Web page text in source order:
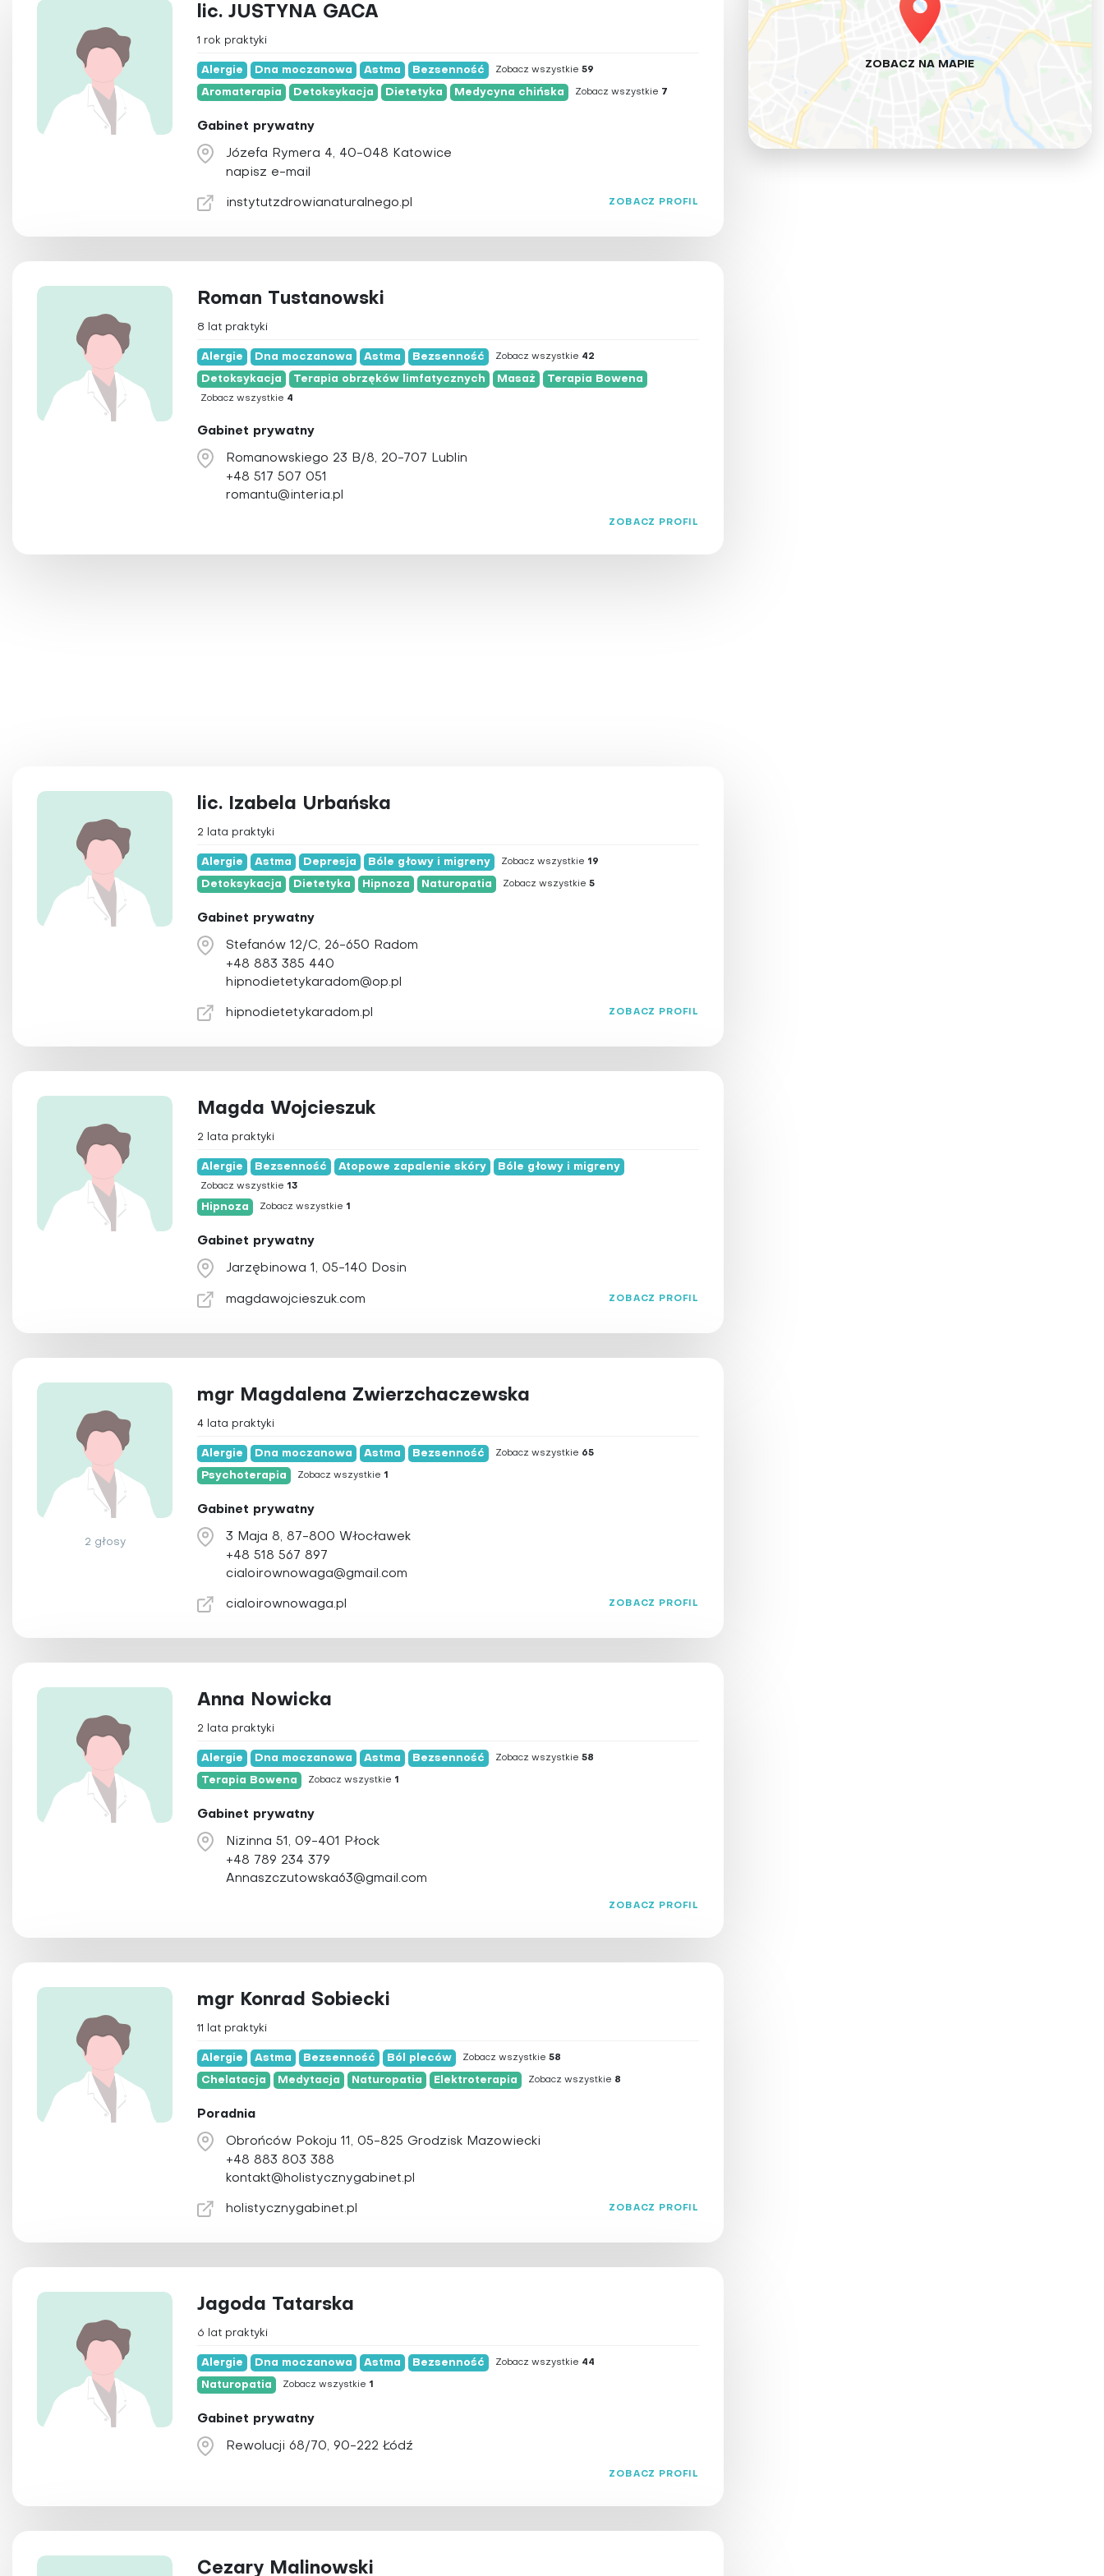
Alergie
Borelioza
Choroby serca
Grypa i przeziębienie
Akupresura
Bioenergoterapia
Chelatacja
Chiropraktyka
Detoksykacja
Fizjoterapia
Hirudoterapia
Holistyczna stomatologia
Homeopatia
Irydologia
Igłoterapia sucha
Joga
Kinezyterapia
Ozonoterapia
Plazmoterapia
Psychoterapia
Qigong
Refleksologia
Reiki
Tai Chi
Trening personalny
Ziołolecznictwo
Zooterapia
lic. JUSTYNA GACA
1 rok praktyki
Alergie Dna moczanowa Astma Bezsenność Zobacz wszystkie 59
Aromaterapia Detoksykacja Dietetyka Medycyna chińska Zobacz wszystkie 7
Gabinet prywatny
Józefa Rymera 4, 40-048 Katowice
napisz e-mail
instytutzdrowianaturalnego.pl ZOBACZ PROFIL
Roman Tustanowski
8 lat praktyki
Alergie Dna moczanowa Astma Bezsenność Zobacz wszystkie 42
Detoksykacja Terapia obrzęków limfatycznych Masaż Terapia Bowena
Zobacz wszystkie 4
Gabinet prywatny
Romanowskiego 23 B/8, 20-707 Lublin
+48 517 507 051
romantu@interia.pl
ZOBACZ PROFIL
lic. Izabela Urbańska
2 lata praktyki
Alergie Astma Depresja Bóle głowy i migreny Zobacz wszystkie 19
Detoksykacja Dietetyka Hipnoza Naturopatia Zobacz wszystkie 5
Gabinet prywatny
Stefanów 12/C, 26-650 Radom
+48 883 385 440
hipnodietetykaradom@op.pl
hipnodietetykaradom.pl ZOBACZ PROFIL
Magda Wojcieszuk
2 lata praktyki
Alergie Bezsenność Atopowe zapalenie skóry Bóle głowy i migreny
Zobacz wszystkie 13
Hipnoza Zobacz wszystkie 1
Gabinet prywatny
Jarzębinowa 1, 05-140 Dosin
magdawojcieszuk.com ZOBACZ PROFIL
2 głosy
mgr Magdalena Zwierzchaczewska
4 lata praktyki
Alergie Dna moczanowa Astma Bezsenność Zobacz wszystkie 65
Psychoterapia Zobacz wszystkie 1
Gabinet prywatny
3 Maja 8, 87-800 Włocławek
+48 518 567 897
cialoirownowaga@gmail.com
cialoirownowaga.pl ZOBACZ PROFIL
Anna Nowicka
2 lata praktyki
Alergie Dna moczanowa Astma Bezsenność Zobacz wszystkie 58
Terapia Bowena Zobacz wszystkie 1
Gabinet prywatny
Nizinna 51, 09-401 Płock
+48 789 234 379
Annaszczutowska63@gmail.com
ZOBACZ PROFIL
mgr Konrad Sobiecki
11 lat praktyki
Alergie Astma Bezsenność Ból pleców Zobacz wszystkie 58
Chelatacja Medytacja Naturopatia Elektroterapia Zobacz wszystkie 8
Poradnia
Obrońców Pokoju 11, 05-825 Grodzisk Mazowiecki
+48 883 803 388
kontakt@holistycznygabinet.pl
holistycznygabinet.pl ZOBACZ PROFIL
Jagoda Tatarska
6 lat praktyki
Alergie Dna moczanowa Astma Bezsenność Zobacz wszystkie 44
Naturopatia Zobacz wszystkie 1
Gabinet prywatny
Rewolucji 68/70, 90-222 Łódź
ZOBACZ PROFIL
Cezary Malinowski
ZOBACZ NA MAPIE